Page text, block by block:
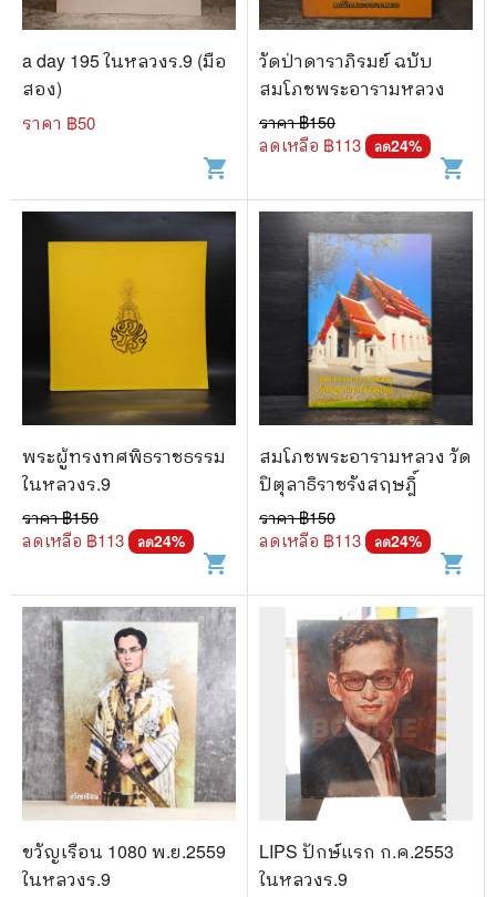
a day 195 ในหลวงร.9 (มือ
สอง)
ราคา ฿50
shopping_cart
วัดป่าดาราภิรมย์ ฉบับ
สมโภชพระอารามหลวง
ราคา ฿150
ลดเหลือ ฿113 ลด24%
shopping_cart
พระผู้ทรงทศพิธราชธรรม
ในหลวงร.9
ราคา ฿150
ลดเหลือ ฿113 ลด24%
shopping_cart
สมโภชพระอารามหลวง วัด
ปิตุลาธิราชรังสฤษฎิ์
ราคา ฿150
ลดเหลือ ฿113 ลด24%
shopping_cart
ขวัญเรือน 1080 พ.ย.2559
ในหลวงร.9
LIPS ปักษ์แรก ก.ค.2553
ในหลวงร.9